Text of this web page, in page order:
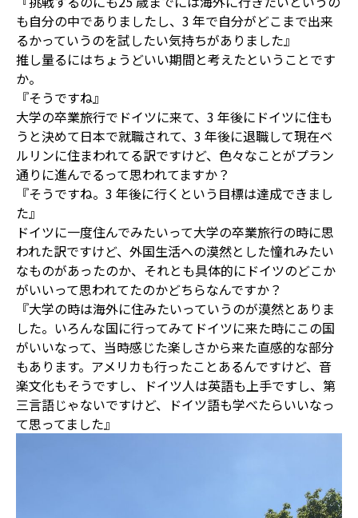
も自分の中でありましたし、3 年で自分がどこまで出来
るかっていうのを試したい気持ちがありました』
推し量るにはちょうどいい期間と考えたということです
か。
『そうですね』
大学の卒業旅行でドイツに来て、3 年後にドイツに住も
うと決めて日本で就職されて、3 年後に退職して現在ベ
ルリンに住まわれてる訳ですけど、色々なことがプラン
通りに進んでるって思われてますか？
『そうですね。3 年後に行くという目標は達成できまし
た』
ドイツに一度住んでみたいって大学の卒業旅行の時に思
われた訳ですけど、外国生活への漠然とした憧れみたい
なものがあったのか、それとも具体的にドイツのどこか
がいいって思われてたのかどちらなんですか？
『大学の時は海外に住みたいっていうのが漠然とありま
した。いろんな国に行ってみてドイツに来た時にこの国
がいいなって、当時感じた楽しさから来た直感的な部分
もあります。アメリカも行ったことあるんですけど、音
楽文化もそうですし、ドイツ人は英語も上手ですし、第
三言語じゃないですけど、ドイツ語も学べたらいいなっ
て思ってました』